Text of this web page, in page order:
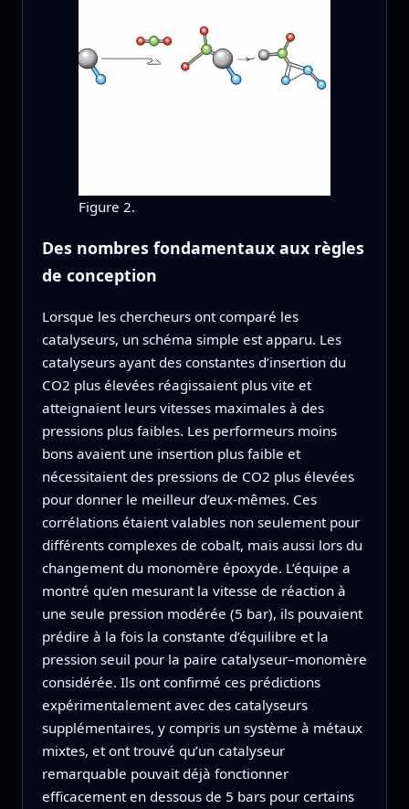
Figure 2.
Des nombres fondamentaux aux règles
de conception
Lorsque les chercheurs ont comparé les
catalyseurs, un schéma simple est apparu. Les
catalyseurs ayant des constantes d’insertion du
CO2 plus élevées réagissaient plus vite et
atteignaient leurs vitesses maximales à des
pressions plus faibles. Les performeurs moins
bons avaient une insertion plus faible et
nécessitaient des pressions de CO2 plus élevées
pour donner le meilleur d’eux‑mêmes. Ces
corrélations étaient valables non seulement pour
différents complexes de cobalt, mais aussi lors du
changement du monomère époxyde. L’équipe a
montré qu’en mesurant la vitesse de réaction à
une seule pression modérée (5 bar), ils pouvaient
prédire à la fois la constante d’équilibre et la
pression seuil pour la paire catalyseur–monomère
considérée. Ils ont confirmé ces prédictions
expérimentalement avec des catalyseurs
supplémentaires, y compris un système à métaux
mixtes, et ont trouvé qu’un catalyseur
remarquable pouvait déjà fonctionner
efficacement en dessous de 5 bars pour certains